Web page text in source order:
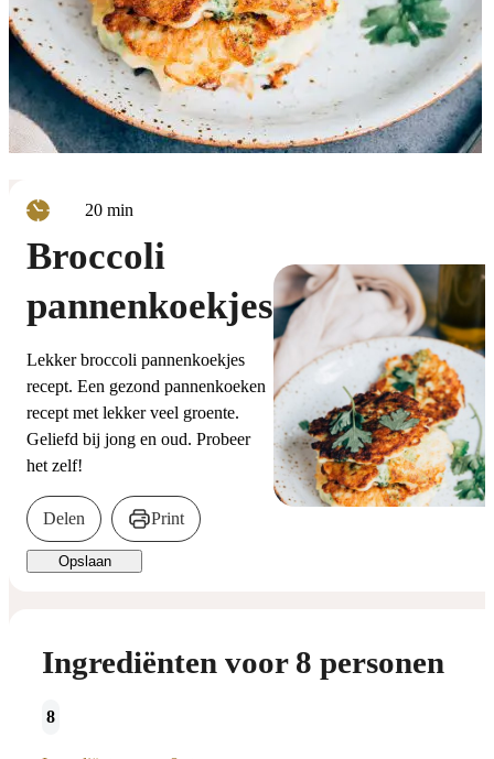
20minuten
min
Broccoli
pannenkoekjes
Lekker broccoli pannenkoekjes
recept. Een gezond pannenkoeken
recept met lekker veel groente.
Geliefd bij jong en oud. Probeer
het zelf!
Delen Print
Opslaan
Ingrediënten voor 8 personen
8